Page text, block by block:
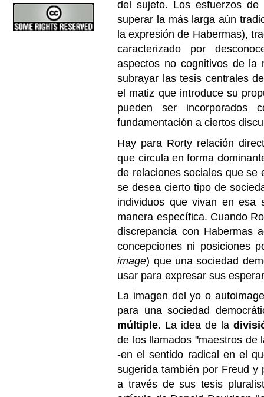
del sujeto. Los esfuerzos
superar la más larga aún
la expresión de Habermas),
caracterizado por
aspectos no cognitivos de
subrayar las tesis centrales
el matiz que introduce su
pueden ser incorporados
fundamentación a ciertos
Hay para Rorty relación
que circula en forma
de relaciones sociales que se
se desea cierto tipo de
individuos que vivan en esa
manera específica. Cuando
discrepancia con Habermas
concepciones ni posiciones
image) que una sociedad
usar para expresar sus
La imagen del yo o
para una sociedad
múltiple. La idea de la
de los llamados "maestros
-en el sentido radical en el
sugerida también por Freud y
a través de sus tesis